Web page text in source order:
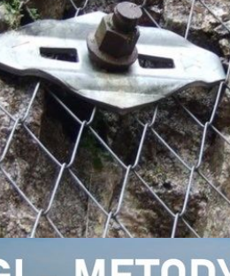
Kongres Geoinżynierii i
Konsorcjum naukowego
W KRAKOWIE (27.09.2024)